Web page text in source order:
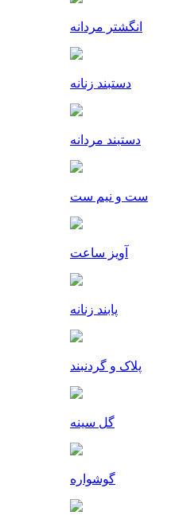
انگشتر مردانه
دستبند زنانه
دستبند مردانه
ست و نیم ست
آویز ساعت
پابند زنانه
پلاک و گردنبند
گل سینه
گوشواره